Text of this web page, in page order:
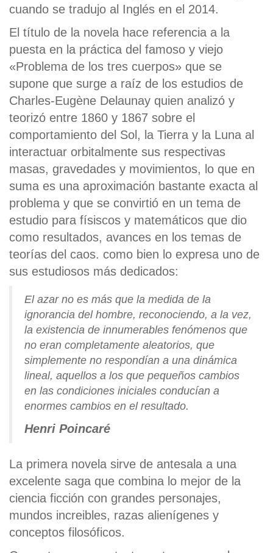
cuando se tradujo al Inglés en el 2014.
El título de la novela hace referencia a la
puesta en la práctica del famoso y viejo
«Problema de los tres cuerpos» que se
supone que surge a raíz de los estudios de
Charles-Eugène Delaunay quien analizó y
teorizó entre 1860 y 1867 sobre el
comportamiento del Sol, la Tierra y la Luna al
interactuar orbitalmente sus respectivas
masas, gravedades y movimientos, lo que en
suma es una aproximación bastante exacta al
problema y que se convirtió en un tema de
estudio para físiscos y matemáticos que dio
como resultados, avances en los temas de
teorías del caos. como bien lo expresa uno de
sus estudiosos más dedicados:
El azar no es más que la medida de la
ignorancia del hombre, reconociendo, a la vez,
la existencia de innumerables fenómenos que
no eran completamente aleatorios, que
simplemente no respondían a una dinámica
lineal, aquellos a los que pequeños cambios
en las condiciones iniciales conducían a
enormes cambios en el resultado.
Henri Poincaré
La primera novela sirve de antesala a una
excelente saga que combina lo mejor de la
ciencia ficción con grandes personajes,
mundos increibles, razas alienígenes y
conceptos filosóficos.